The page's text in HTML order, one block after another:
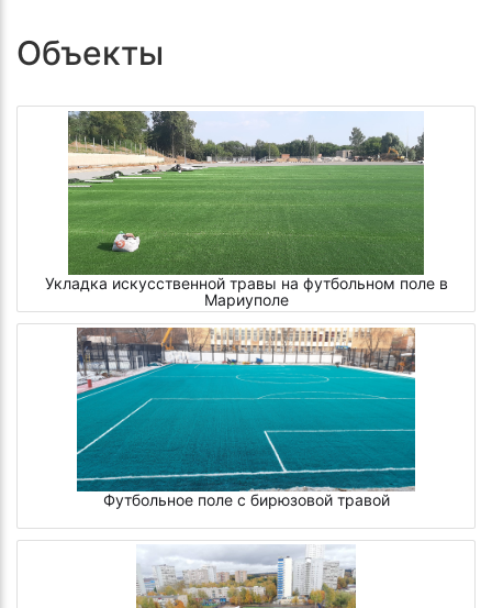
Объекты
Укладка искусственной травы на футбольном поле в
Мариуполе
Футбольное поле с бирюзовой травой